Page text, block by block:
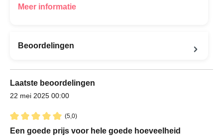
Meer informatie
Beoordelingen
Laatste beoordelingen
22 mei 2025 00:00
(5,0)
Recensie met een waardering van 5 van de 5 sterren
Een goede prijs voor hele goede hoeveelheid